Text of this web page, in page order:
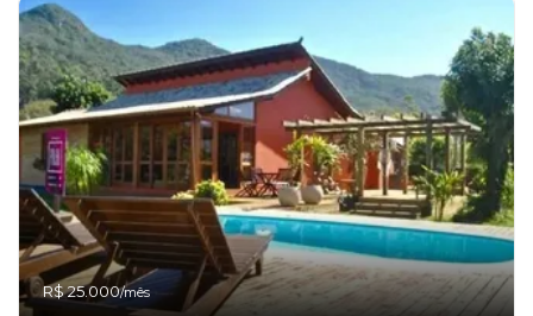
R$ 25.000/mês